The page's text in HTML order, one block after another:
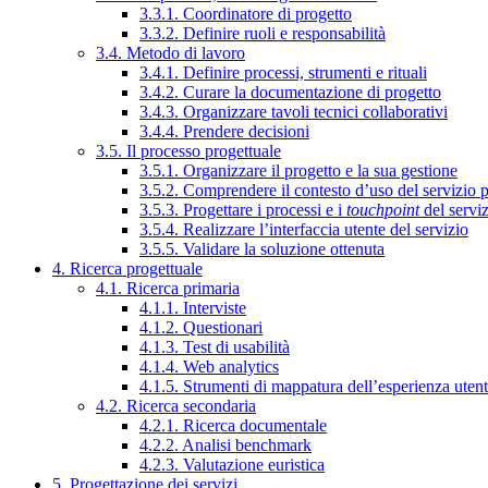
3.3.1. Coordinatore di progetto
3.3.2. Definire ruoli e responsabilità
3.4. Metodo di lavoro
3.4.1. Definire processi, strumenti e rituali
3.4.2. Curare la documentazione di progetto
3.4.3. Organizzare tavoli tecnici collaborativi
3.4.4. Prendere decisioni
3.5. Il processo progettuale
3.5.1. Organizzare il progetto e la sua gestione
3.5.2. Comprendere il contesto d’uso del servizio
3.5.3. Progettare i processi e i touchpointdel
3.5.4. Realizzare l’interfaccia utente del servizio
3.5.5. Validare la soluzione ottenuta
4. Ricerca progettuale
4.1. Ricerca primaria
4.1.1. Interviste
4.1.2. Questionari
4.1.3. Test di usabilità
4.1.4. Web analytics
4.1.5. Strumenti di mappatura dell’esperienza
4.2. Ricerca secondaria
4.2.1. Ricerca documentale
4.2.2. Analisi benchmark
4.2.3. Valutazione euristica
5. Progettazione dei servizi